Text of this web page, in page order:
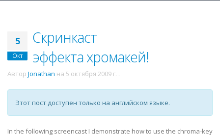
5
Окт
Скринкаст
эффекта хромакей!
Автор Jonathan на 5 октября 2009 г. .
Этот пост доступен только на английском языке.
In the following screencast I demonstrate how to use the chroma-key